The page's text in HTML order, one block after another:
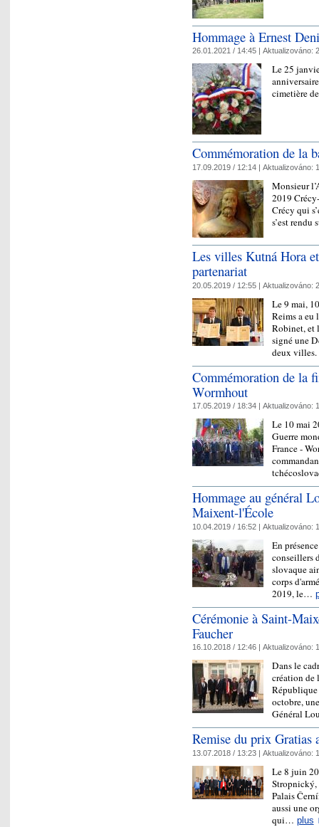
Hommage à Ernest
26.01.2021 / 14:45 | Aktualizováno:
Le 25
cimetière
Commémoration de la
17.09.2019 / 12:14 | Aktualizováno:
Monsieur
2019
Crécy qui
s’est
Les villes Kutná Hora
partenariat
20.05.2019 / 12:55 | Aktualizováno:
Le 9 mai,
Reims a eu
Robinet, et
signé une
deux villes.
Commémoration de la
Wormhout
17.05.2019 / 18:34 | Aktualizováno:
Le 10 mai
Guerre
France -
Hommage au général
Maixent-l'École
10.04.2019 / 16:52 | Aktualizováno:
En
conseillers
slovaque
corps
2019, le…
Cérémonie à Saint-
Faucher
16.10.2018 / 12:46 | Aktualizováno:
Dans le
création de
République
octobre,
Général
Remise du prix Gratias
13.07.2018 / 13:23 | Aktualizováno:
Le 8 juin
Stropnický,
Palais
aussi une
qui… plus